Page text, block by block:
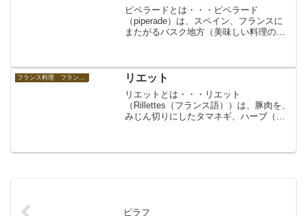
ピペラードとは・・・ピペラード
（piperade）は、スペイン、フランスに
またがるバスク地方（美味しい料理の宝
ン）、玉ねぎなどをオリー...
フランス料理 フランスの食べ物 リエット
リエットとは・・・リエット
（Rillettes（フランス語））は、豚肉を、
みじん切りにしたタマネギ、ハーブ（タ
ピラフ